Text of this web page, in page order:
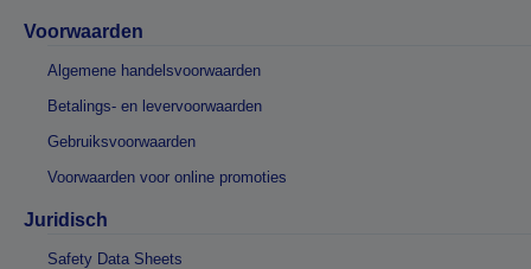
Voorwaarden
Algemene handelsvoorwaarden
Betalings- en levervoorwaarden
Gebruiksvoorwaarden
Voorwaarden voor online promoties
Juridisch
Safety Data Sheets